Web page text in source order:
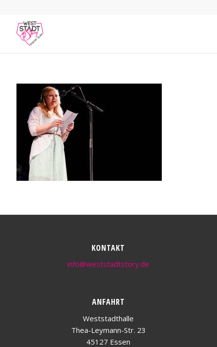
KONTAKT
info@weststadtstory.de
ANFAHRT
Weststadthalle
Thea-Leymann-Str. 23
45127 Essen